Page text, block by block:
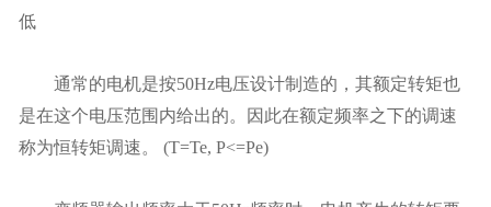
低
通常的电机是按50Hz电压设计制造的，其额定转矩也
是在这个电压范围内给出的。因此在额定频率之下的调速
称为恒转矩调速。 (T=Te, P<=Pe)